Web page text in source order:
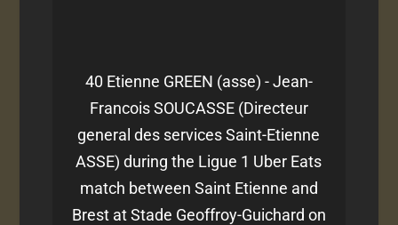
40 Etienne GREEN (asse) - Jean-
Francois SOUCASSE (Directeur
general des services Saint-Etienne
ASSE) during the Ligue 1 Uber Eats
match between Saint Etienne and
Brest at Stade Geoffroy-Guichard on